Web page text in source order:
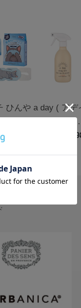
ひんや
料
a day ( アデ
) アロマルー
ムミスト フ
￥